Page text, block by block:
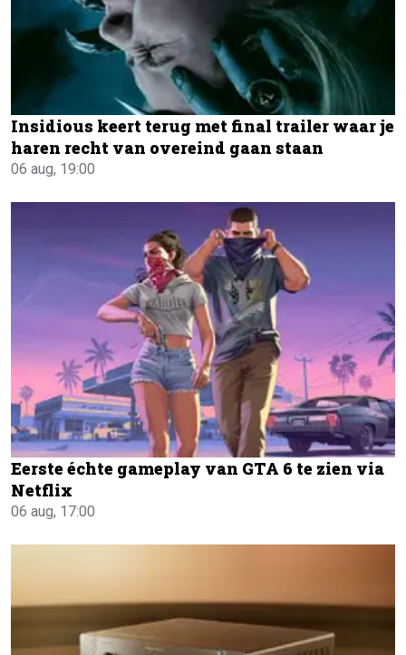
Insidious keert terug met final trailer waar je
haren recht van overeind gaan staan
06 aug, 19:00
Eerste échte gameplay van GTA 6 te zien via
Netflix
06 aug, 17:00